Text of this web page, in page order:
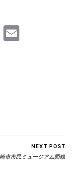
Message
NEXT POST
崎市市民ミュージアム図録